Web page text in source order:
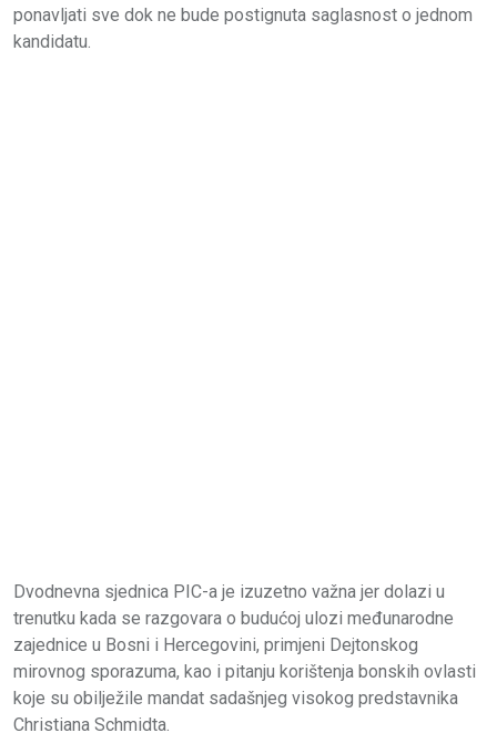
ponavljati sve dok ne bude postignuta saglasnost o jednom
kandidatu.
Dvodnevna sjednica PIC-a je izuzetno važna jer dolazi u
trenutku kada se razgovara o budućoj ulozi međunarodne
zajednice u Bosni i Hercegovini, primjeni Dejtonskog
mirovnog sporazuma, kao i pitanju korištenja bonskih ovlasti
koje su obilježile mandat sadašnjeg visokog predstavnika
Christiana Schmidta.